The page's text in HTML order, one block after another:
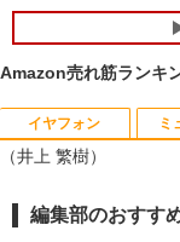
5
Amazon売れ筋ランキ
イヤフォン ミ
（井上 繁樹）
編集部のおすす